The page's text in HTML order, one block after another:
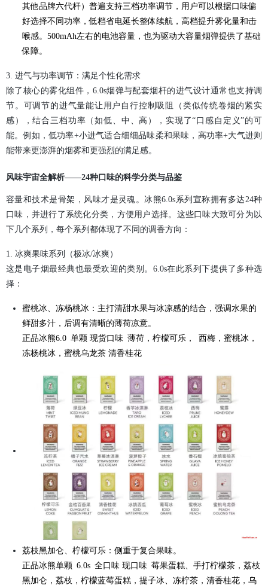
其他品牌六代杆）普遍支持三档功率调节，用户可以根据口味偏
好选择不同功率，低档省电延长整体续航，高档提升雾化量和击
喉感。500mAh左右的电池容量，也为驱动大容量烟弹提供了基础
保障。
3. 进气与功率调节：满足个性化需求
除了核心的雾化组件，6.0s烟弹与配套烟杆的进气设计通常也支持调
节。可调节的进气量能让用户自行控制吸阻（类似传统卷烟的紧实
感），结合三档功率（如低、中、高），实现了“口感自定义”的可
能。例如，低功率+小进气适合细细品味柔和果味，高功率+大气进则
能带来更澎湃的烟雾和更强烈的满足感。
风味宇宙全解析——24种口味的科学分类与品鉴
容量和技术是骨架，风味才是灵魂。冰熊6.0s系列宣称拥有多达24种
口味，并进行了系统化分类，方便用户选择。这些口味大致可分为以
下几个系列，每个系列都体现了不同的调香方向：
1. 冰爽果味系列（极冰/冰爽）‍
这是电子烟最经典也最受欢迎的类别。6.0s在此系列下提供了多种选
择：
蜜桃冰、冻杨桃冰：主打清甜水果与冰凉感的结合，强调水果的
鲜甜多汁，后调有清晰的薄荷凉意。
正品冰熊6.0 单颗 现货口味 薄荷，柠檬可乐， 西梅，蜜桃冰，
冻杨桃冰，蜜桃乌龙茶 清香桂花
荔枝黑加仑、柠檬可乐：侧重于复合果味。
正品冰熊单颗 6.0s 全口味 现口味 莓果蛋糕、手打柠檬茶，荔枝
黑加仑，荔枝，柠檬蓝莓蛋糕，提子冰、冻柠茶，清香桂花，乌